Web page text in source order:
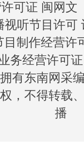
可证 闽网文
视听节目许可
目制作经营许
务经营许可
有东南网采
，不得转载
播